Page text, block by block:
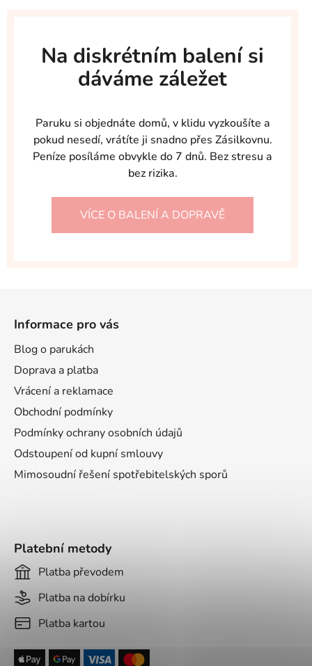
Na diskrétním balení si
dáváme záležet
Paruku si objednáte domů, v klidu vyzkoušíte a
pokud nesedí, vrátíte ji snadno přes Zásilkovnu.
Peníze posíláme obvykle do 7 dnů. Bez stresu a
bez rizika.
VÍCE O BALENÍ A DOPRAVĚ
Informace pro vás
Blog o parukách
Doprava a platba
Vrácení a reklamace
Obchodní podmínky
Podmínky ochrany osobních údajů
Odstoupení od kupní smlouvy
Mimosoudní řešení spotřebitelských sporů
Platební metody
Platba převodem
Platba na dobírku
Platba kartou